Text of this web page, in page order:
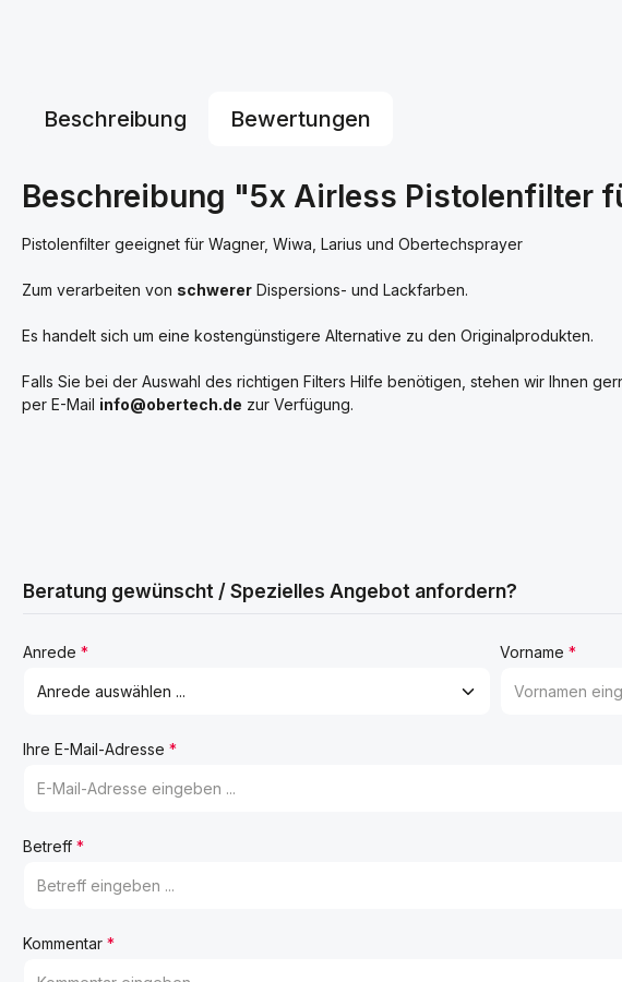
Beschreibung Bewertungen
Beschreibung "5x Airless Pistolenfilter
Pistolenfilter geeignet für Wagner, Wiwa, Larius und Obertechsprayer
Zum verarbeiten von schwerer Dispersions- und Lackfarben.
Es handelt sich um eine kostengünstigere Alternative zu den Originalprodukten.
Falls Sie bei der Auswahl des richtigen Filters Hilfe benötigen, stehen wir Ihnen
per E-Mail info@obertech.de zur Verfügung.
Beratung gewünscht / Spezielles Angebot anfordern?
Anrede * Vorname *
Ihre E-Mail-Adresse *
Betreff *
Kommentar *